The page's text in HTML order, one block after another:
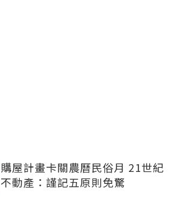
購屋計畫卡關農曆民俗月 21世紀
不動產：謹記五原則免驚